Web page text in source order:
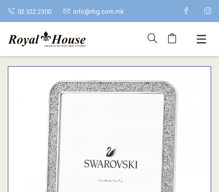
02 322 2300 info@rhg.com.mk